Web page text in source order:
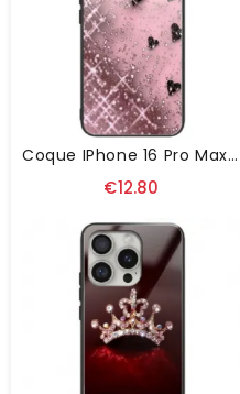
Coque IPhone 16 Pro Max Verre Trempé Coeurs Sur Fond Roses
€12.80